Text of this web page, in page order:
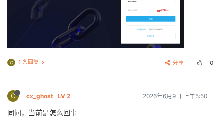
C 1 条回复 分享 0
C cx_ghost LV 2 2026年6月9日 上午5:50
同问，当前是怎么回事